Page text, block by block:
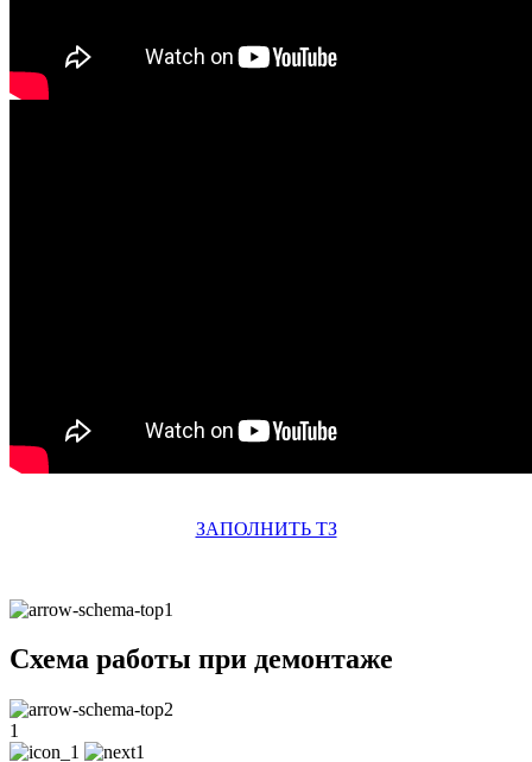
ЗАПОЛНИТЬ ТЗ
Схема работы при демонтаже
1